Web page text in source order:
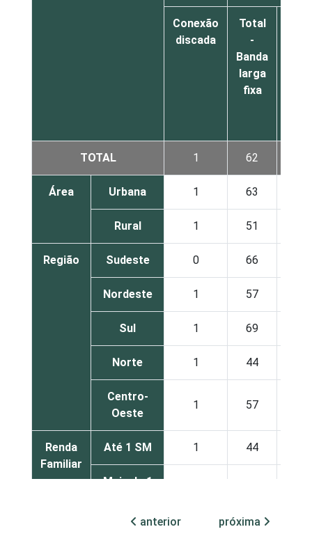
Conexão
discada
Total
-
Banda
larga
fixa
TOTAL 1 62
Área Urbana 1 63
Rural 1 51
Região Sudeste 0 66
Nordeste 1 57
Sul 1 69
Norte 1 44
Centro-
Oeste
1 57
Renda
Familiar
Até 1 SM 1 44
Mais de 1
SM
anterior próxima